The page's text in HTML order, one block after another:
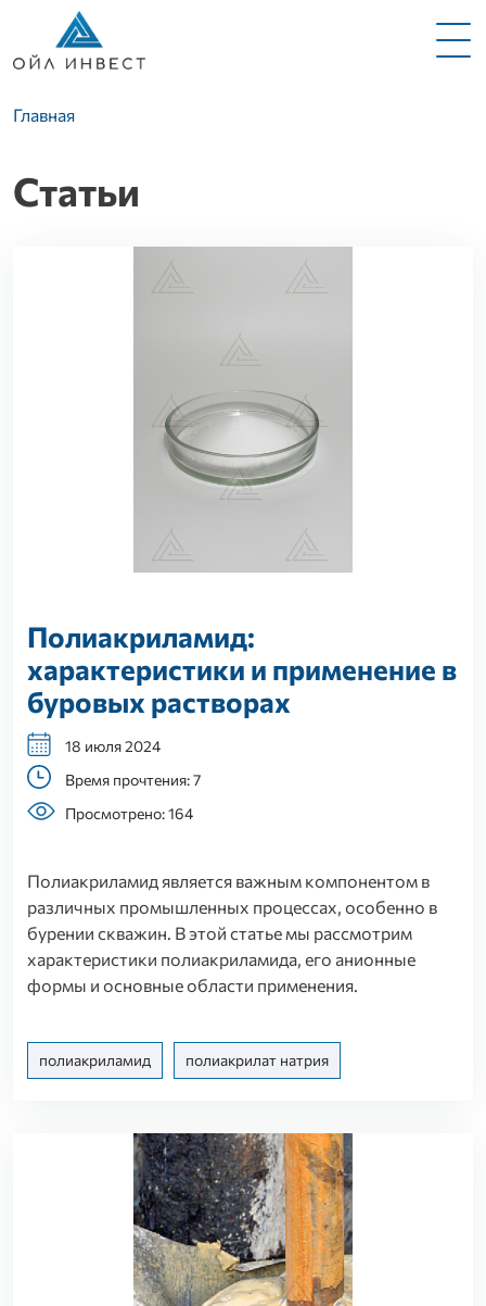
Строка навигации
Главная
Статьи
Полиакриламид:
характеристики и применение в
буровых растворах
18 июля 2024
Время прочтения: 7
Просмотрено: 164
Полиакриламид является важным компонентом в
различных промышленных процессах, особенно в
бурении скважин. В этой статье мы рассмотрим
характеристики полиакриламида, его анионные
формы и основные области применения.
полиакриламид полиакрилат натрия